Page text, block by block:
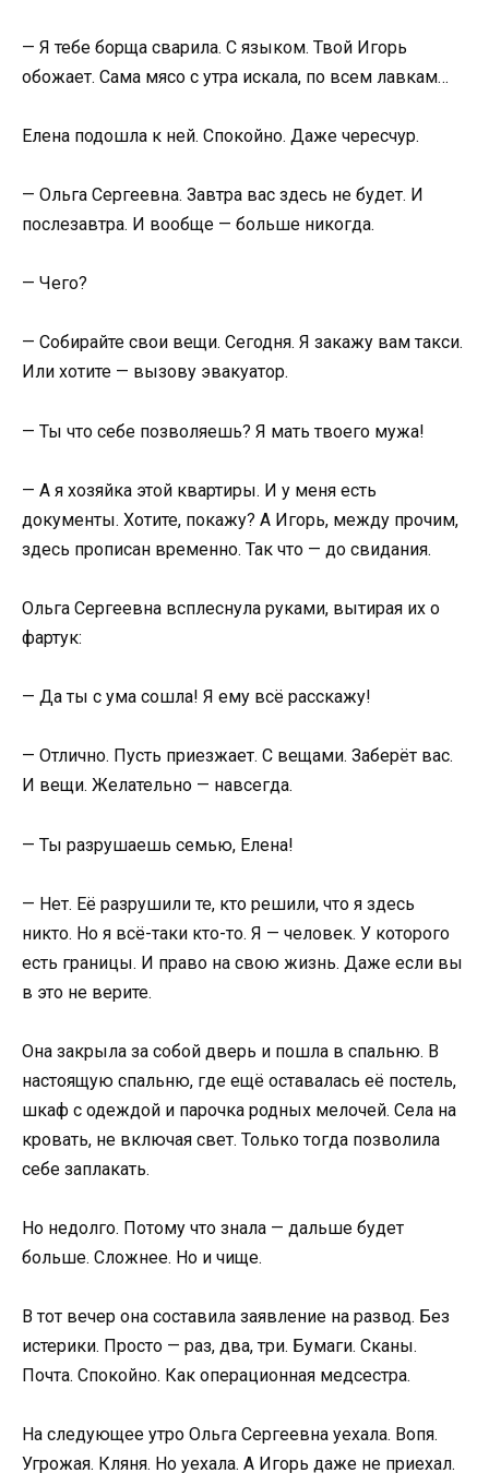
— Я тебе борща сварила. С языком. Твой Игорь
обожает. Сама мясо с утра искала, по всем лавкам…
Елена подошла к ней. Спокойно. Даже чересчур.
— Ольга Сергеевна. Завтра вас здесь не будет. И
послезавтра. И вообще — больше никогда.
— Чего?
— Собирайте свои вещи. Сегодня. Я закажу вам такси.
Или хотите — вызову эвакуатор.
— Ты что себе позволяешь? Я мать твоего мужа!
— А я хозяйка этой квартиры. И у меня есть
документы. Хотите, покажу? А Игорь, между прочим,
здесь прописан временно. Так что — до свидания.
Ольга Сергеевна всплеснула руками, вытирая их о
фартук:
— Да ты с ума сошла! Я ему всё расскажу!
— Отлично. Пусть приезжает. С вещами. Заберёт вас.
И вещи. Желательно — навсегда.
— Ты разрушаешь семью, Елена!
— Нет. Её разрушили те, кто решили, что я здесь
никто. Но я всё-таки кто-то. Я — человек. У которого
есть границы. И право на свою жизнь. Даже если вы
в это не верите.
Она закрыла за собой дверь и пошла в спальню. В
настоящую спальню, где ещё оставалась её постель,
шкаф с одеждой и парочка родных мелочей. Села на
кровать, не включая свет. Только тогда позволила
себе заплакать.
Но недолго. Потому что знала — дальше будет
больше. Сложнее. Но и чище.
В тот вечер она составила заявление на развод. Без
истерики. Просто — раз, два, три. Бумаги. Сканы.
Почта. Спокойно. Как операционная медсестра.
На следующее утро Ольга Сергеевна уехала. Вопя.
Угрожая. Кляня. Но уехала. А Игорь даже не приехал.